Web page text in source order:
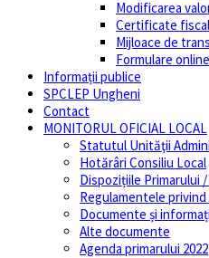
Modificarea
Certificate
Mijloace de
Formulare online
Informații publice
SPCLEP Ungheni
Contact
MONITORUL OFICIAL LOCAL
Statutul Unităţii
Hotărâri Consiliu Local
Dispozițiile Primarului
Regulamentele
Documente și
Alte documente
Agenda primarului 2022